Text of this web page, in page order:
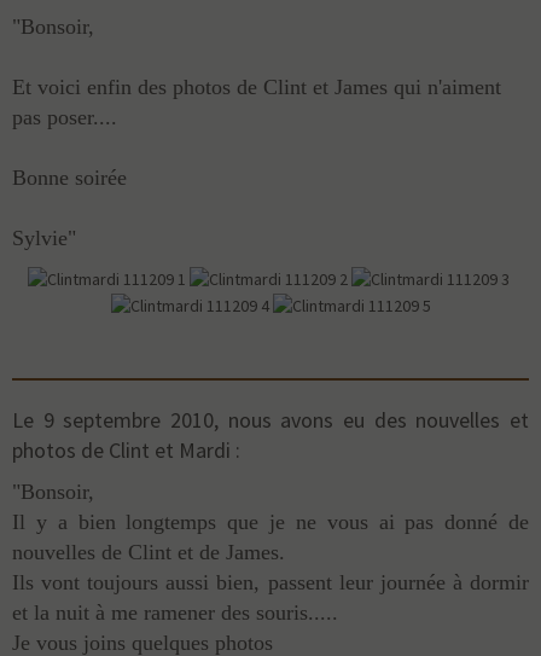
"Bonsoir,
Et voici enfin des photos de Clint et James qui n'aiment
pas poser....
Bonne soirée
Sylvie"
Le 9 septembre 2010, nous avons eu des nouvelles et
photos de Clint et Mardi :
"Bonsoir,
Il y a bien longtemps que je ne vous ai pas donné de
nouvelles de Clint et de James.
Ils vont toujours aussi bien, passent leur journée à dormir
et la nuit à me ramener des souris.....
Je vous joins quelques photos